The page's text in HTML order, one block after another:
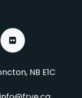
NB E1C